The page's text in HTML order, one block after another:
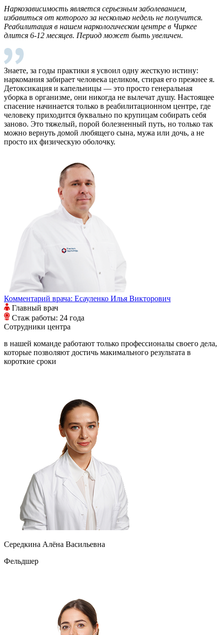
Наркозависимость является серьезным заболеванием,
избавиться от которого за несколько недель не получится.
Реабилитация в нашем наркологическом центре в Чиркее
длится 6-12 месяцев. Период может быть увеличен.
Знаете, за годы практики я усвоил одну жесткую истину:
наркомания забирает человека целиком, стирая его прежнее я.
Детоксикация и капельницы — это просто генеральная
уборка в организме, они никогда не вылечат душу. Настоящее
спасение начинается только в реабилитационном центре, где
человеку приходится буквально по крупицам собирать себя
заново. Это тяжелый, порой болезненный путь, но только так
можно вернуть домой любящего сына, мужа или дочь, а не
просто их физическую оболочку.
Комментарий врача: Есауленко Илья Викторович
Главный врач
Стаж работы: 24 года
Сотрудники центра
в нашей команде работают только профессионалы своего дела,
которые позволяют достичь макимального результата в
короткие сроки
Середкина Алёна Васильевна
Фельдшер